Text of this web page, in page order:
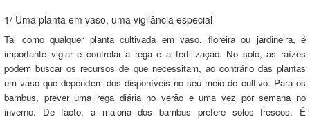
1/ Uma planta em vaso, uma vigilância especial
Tal como qualquer planta cultivada em vaso, floreira ou jardineira, é
importante vigiar e controlar a rega e a fertilização. No solo, as raízes
podem buscar os recursos de que necessitam, ao contrário das plantas
em vaso que dependem dos disponíveis no seu meio de cultivo. Para os
bambus, prever uma rega diária no verão e uma vez por semana no
inverno. De facto, a maioria dos bambus prefere solos frescos. É